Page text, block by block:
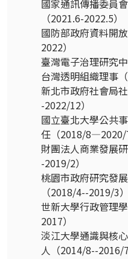
國家通訊傳播委員
（2021.6-2022.5）
國防部政府資料開
2022）
臺灣電子治理研究
台灣透明組織理事（
新北市政府社會局
-2022/12）
國立臺北大學公共
任（2018/8—2020/7
財團法人商業發展
-2019/2）
桃園市政府研究發
（2018/4--2019/3）
世新大學行政管理
2017）
淡江大學通識與核
人（2014/8--2016/7